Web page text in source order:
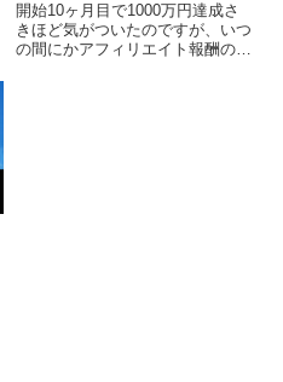
開始10ヶ月目で1000万円達成さ
きほど気がついたのですが、いつ
の間にかアフィリエイト報酬の総